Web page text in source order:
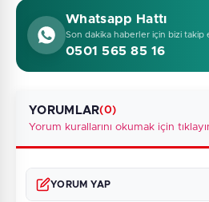
Whatsapp Hattı
Son dakika haberler için bizi takip
0501 565 85 16
YORUMLAR(0)
Yorum kurallarını okumak için
YORUM YAP